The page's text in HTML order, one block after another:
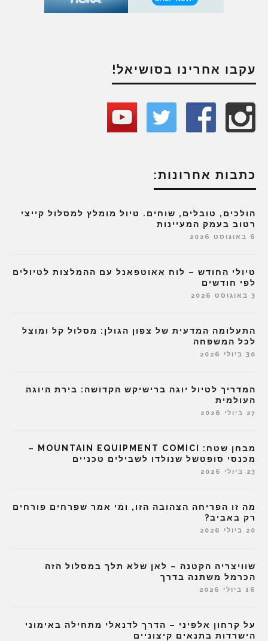
עקבו אחרינו בסושיאל!
כתבות אחרונות:
הולכים, טובלים, שוחים. טיול מומלץ למסלול קייצי
רטוב בעמק המעיינות
6 באוגוסט 2026
טיולי החודש – לוח אאוטפאנל עם ההמלצות לטיולים
לפי חודשים
3 באוגוסט 2026
התעלומה המדעית של צפון הגולן: מסלול קל ומוצל
לכל המשפחה
30 ביולי 2026
המדריך לטיול יוגה ברישיקש הקדושה: בירת היוגה
העולמית
27 ביולי 2026
מבחן שטח: MOUNTAIN EQUIPMENT COMICI –
מכנסי סופטשל שנולדו לשבילים טכניים
23 ביולי 2026
מה זו הפריחה הצהובה הזו, ומי אמר שפרחים פורחים
רק באביב?
20 ביולי 2026
שוויצריה הקטנה – לאן שלא תלך במסלול הזה
הכרמל משתנה בדרך
16 ביולי 2026
על קרחון אלפיני – הדרך לדנאלי מתחילה באימוני
הישרדות בתנאים קיצוניים